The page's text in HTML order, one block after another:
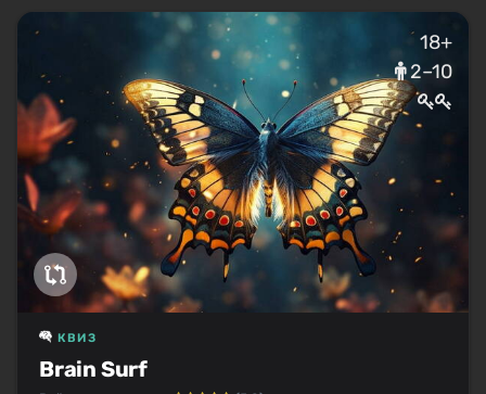
18+
2–10
Brain Surf
КВИЗ